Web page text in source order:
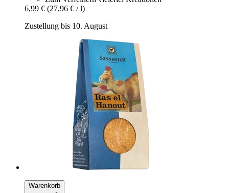
6,99 € (27,96 € / l)
Zustellung bis 10. August
Warenkorb